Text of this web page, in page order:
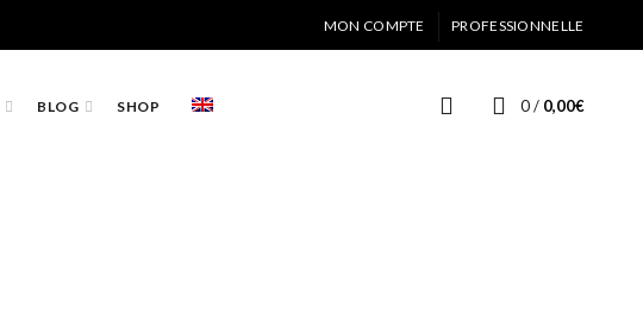
MON COMPTE PROFESSIONNELLE
BLOG SHOP 0 / 0,00€